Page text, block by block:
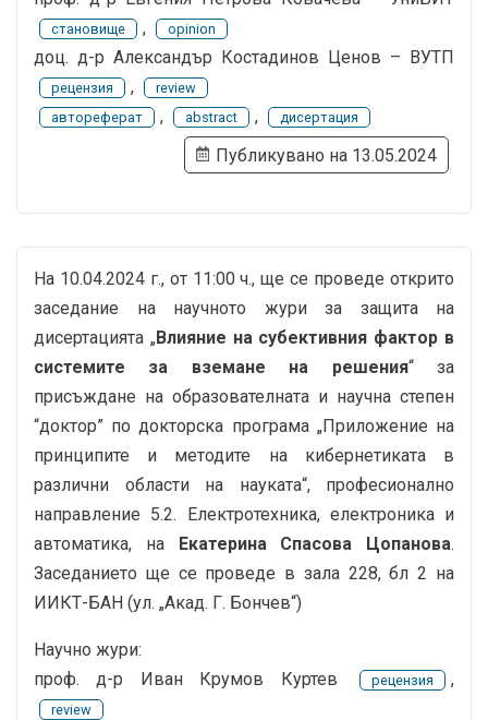
становище , opinion
доц. д-р Александър Костадинов Ценов – ВУТП
рецензия ,
review
автореферат
, abstract , дисертация
Публикувано на 13.05.2024
На 10.04.2024 г., от 11:00 ч., ще се проведе открито
заседание на научното жури за защита на
дисертацията „Влияние на субективния фактор в
системите за вземане на решения“ за
присъждане на образователната и научна степен
“доктор” по докторска програма „Приложение на
принципите и методите на кибернетиката в
различни области на науката“, професионално
направление 5.2. Електротехника, електроника и
автоматика, на
Екатерина Спасова Цопанова.
Заседанието ще се проведе в зала 228, бл 2 на
ИИКТ-БАН (ул. „Акад. Г. Бончев“)
Научно жури:
проф. д-р Иван Крумов Куртев
рецензия ,
review